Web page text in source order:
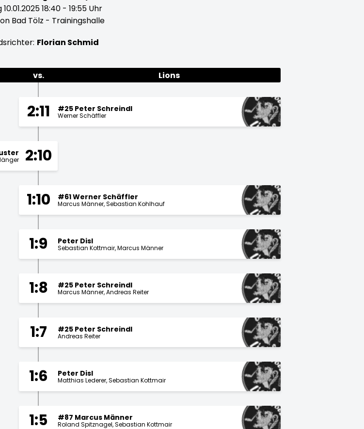
18:40 - 19:55 Uhr
Bad Tölz - Trainingshalle
Florian Schmid
vs. Lions
2:11 #25 Peter Schreindl
Werner Schäffler
2:10
1:10 #61 Werner Schäffler
Marcus Männer Sebastian Kohlhauf
1:9 Peter Disl
Sebastian Kottmair Marcus Männer
1:8 #25 Peter Schreindl
Marcus Männer Andreas Reiter
1:7 #25 Peter Schreindl
Andreas Reiter
1:6 Peter Disl
Matthias Lederer Sebastian Kottmair
1:5 #87 Marcus Männer
Roland Spitznagel Sebastian Kottmair